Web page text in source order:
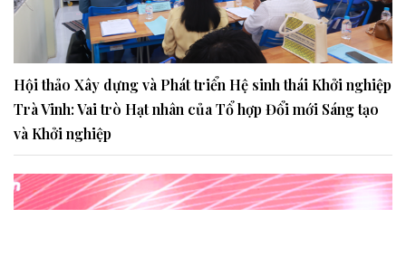
Hội thảo Xây dựng và Phát triển Hệ sinh thái Khởi nghiệp
Trà Vinh: Vai trò Hạt nhân của Tổ hợp Đổi mới Sáng tạo
và Khởi nghiệp